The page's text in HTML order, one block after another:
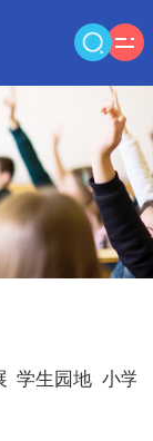
学生园地 小学